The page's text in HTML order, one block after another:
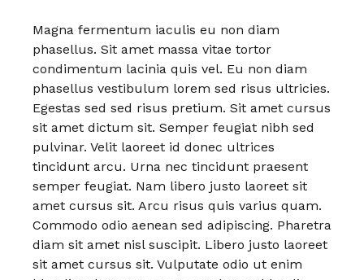
Magna fermentum iaculis eu non diam
phasellus. Sit amet massa vitae tortor
condimentum lacinia quis vel. Eu non diam
phasellus vestibulum lorem sed risus ultricies.
Egestas sed sed risus pretium. Sit amet cursus
sit amet dictum sit. Semper feugiat nibh sed
pulvinar. Velit laoreet id donec ultrices
tincidunt arcu. Urna nec tincidunt praesent
semper feugiat. Nam libero justo laoreet sit
amet cursus sit. Arcu risus quis varius quam.
Commodo odio aenean sed adipiscing. Pharetra
diam sit amet nisl suscipit. Libero justo laoreet
sit amet cursus sit. Vulputate odio ut enim